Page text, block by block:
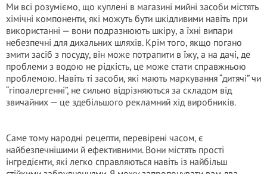
Ми всі розуміємо, що куплені в магазині мийні засоби містять
хімічні компоненти, які можуть бути шкідливими навіть при
використанні — вони подразнюють шкіру, а їхні випари
небезпечні для дихальних шляхів. Крім того, якщо погано
змити засіб з посуду, він може потрапити в їжу, а на дачі, де
проблеми з водою не рідкість, це може стати справжньою
проблемою. Навіть ті засоби, які мають маркування “дитячі” чи
“гіпоалергенні”, не сильно відрізняються за складом від
звичайних — це здебільшого рекламний хід виробників.
Саме тому народні рецепти, перевірені часом, є
найбезпечнішими й ефективними. Вони містять прості
інгредієнти, які легко справляються навіть із найбільш